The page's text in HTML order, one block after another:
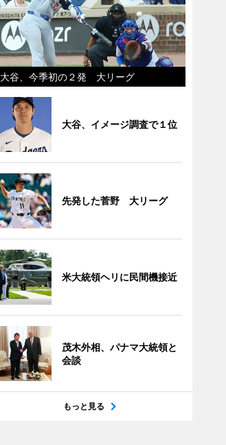
大谷、今季初の２発 大リーグ
大谷、イメージ調査で１位
先発した菅野 大リーグ
米大統領ヘリに民間機接近
茂木外相、パナマ大統領と
会談
もっと見る